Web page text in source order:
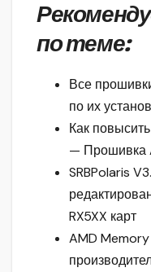
по теме:
Все
по их
Как
— Прошивка
SRBPolaris
RX5XX карт
AMD